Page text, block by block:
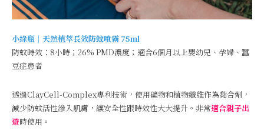
小綠瓶｜天然植萃長效防蚊噴霧 75ml
防蚊時效：8小時；26% PMD濃度；適合6個月以上嬰幼兒、孕婦、蠶
豆症患者
透過ClayCell-Complex專利技術，使用礦物和植物纖維作為黏合劑，
減少防蚊活性滲入肌膚，讓安全性跟時效性大大提升。非常適合親子出
遊時使用。